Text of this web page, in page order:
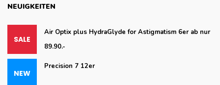
NEUIGKEITEN
Air Optix plus HydraGlyde for Astigmatism 6er ab nur
89.90.-
Precision 7 12er